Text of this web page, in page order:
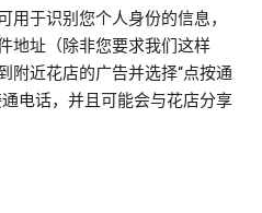
用于识别您个人身份的信息，
地址（除非您要求我们这样
附近花店的广告并选择“点按通
电话，并且可能会与花店分享